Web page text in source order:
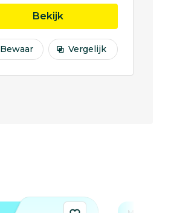
Bekijkopleiding HBO -
Bewaar Vergelijk